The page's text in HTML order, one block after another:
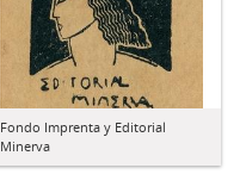
Fondo Imprenta y Editorial
Minerva